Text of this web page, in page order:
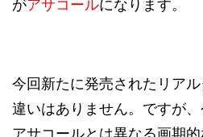
がアサコールになります。
今回新たに発売されたリア
違いはありません。ですが
アサコールとは異なる画期的